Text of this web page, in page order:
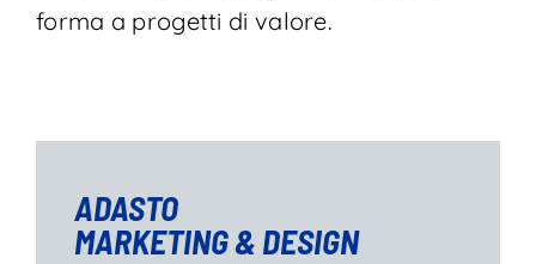
forma a progetti di valore.
ADASTO
MARKETING & DESIGN